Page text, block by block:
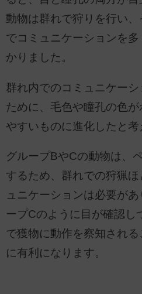
動物は群れで狩りを行い
でコミュニケーションを
かりました。
群れ内でのコミュニケー
ために、毛色や瞳孔の色
やすいものに進化したと考
グループBやCの動物は、
するため、群れでの狩猟
ュニケーションは必要が
ープCのように目が確認し
で獲物に動作を察知され
に有利になります。